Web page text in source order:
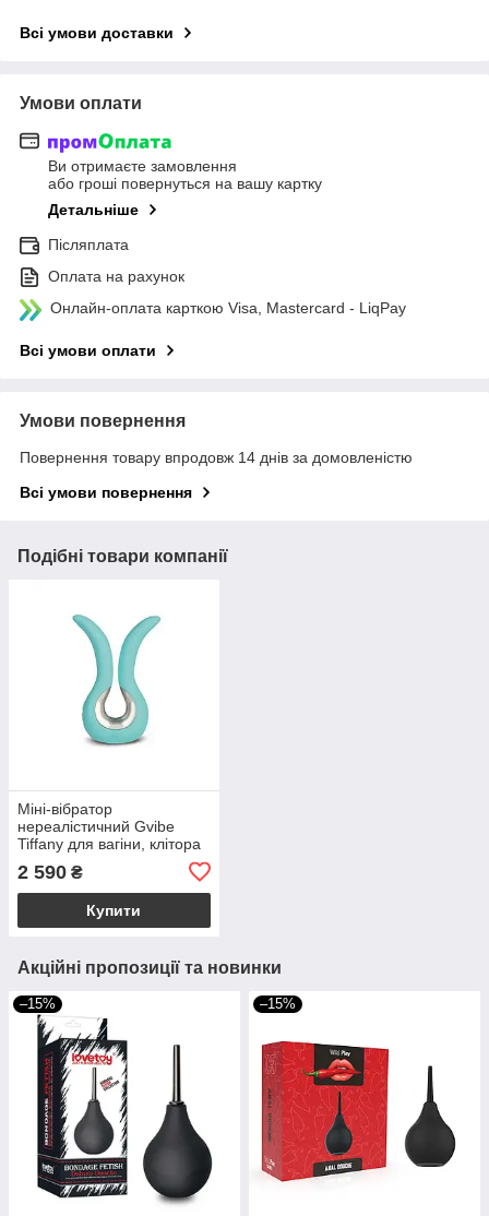
Всі умови доставки
Умови оплати
Ви отримаєте замовлення
або гроші повернуться на вашу картку
Детальніше
Післяплата
Оплата на рахунок
Онлайн-оплата карткою Visa, Mastercard - LiqPay
Всі умови оплати
Умови повернення
Повернення товару впродовж 14 днів за домовленістю
Всі умови повернення
Подібні товари компанії
Міні-вібратор
нереалістичний Gvibe
Tiffany для вагіни, клітора
та анальної зони, м'ятний,
10.5 х 2 см
2 590 ₴
Купити
Акційні пропозиції та новинки
–15% –15%